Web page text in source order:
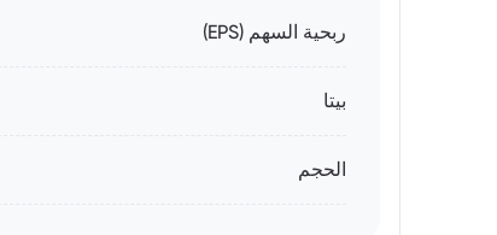
ربحية السهم (EPS)
بيتا
الحجم